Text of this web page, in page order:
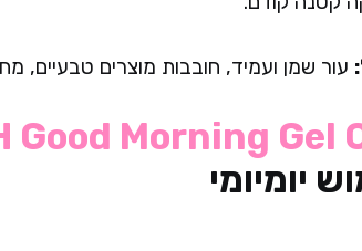
עור שמן ועמיד, חובבות מוצרים טבעיים,
Good Morning Gel
יומיומי